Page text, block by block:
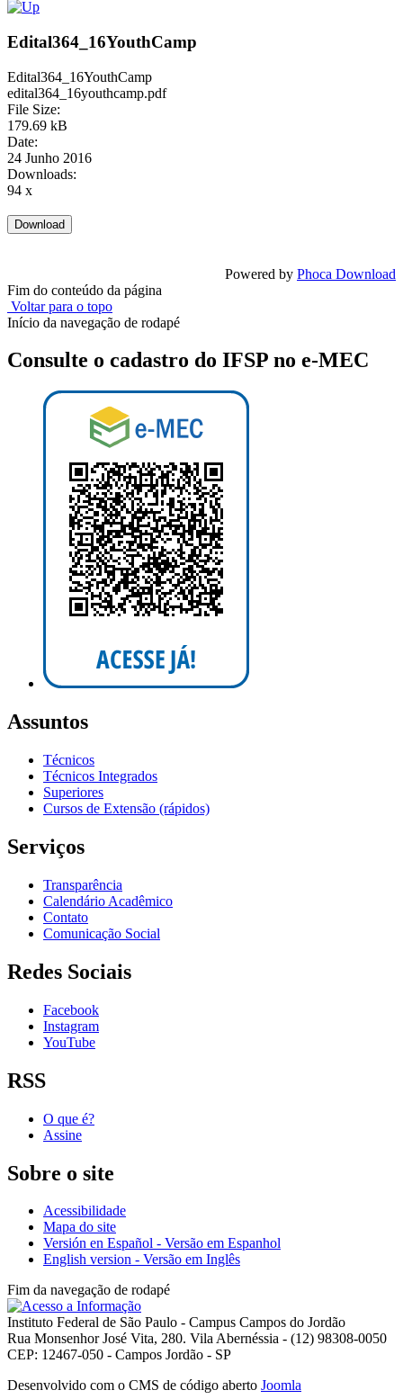
Edital364_16YouthCamp
Edital364_16YouthCamp
edital364_16youthcamp.pdf
File Size:
179.69 kB
Date:
24 Junho 2016
Downloads:
94 x
Powered by Phoca Download
Fim do conteúdo da página
Voltar para o topo
Início da navegação de rodapé
Consulte o cadastro do IFSP no e-MEC
Assuntos
Técnicos
Técnicos Integrados
Superiores
Cursos de Extensão (rápidos)
Serviços
Transparência
Calendário Acadêmico
Contato
Comunicação Social
Redes Sociais
Facebook
Instagram
YouTube
RSS
O que é?
Assine
Sobre o site
Acessibilidade
Mapa do site
Versión en Español - Versão em Espanhol
English version - Versão em Inglês
Fim da navegação de rodapé
Instituto Federal de São Paulo - Campus Campos do Jordão
Rua Monsenhor José Vita, 280. Vila Abernéssia - (12) 98308-0050
CEP: 12467-050 - Campos Jordão - SP
Desenvolvido com o CMS de código aberto Joomla